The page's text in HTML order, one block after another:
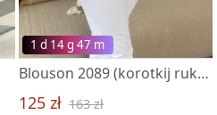
1 d 14 g 47 m
Blouson 2089 (korotkij rukav) chern
125 zł 163 zł